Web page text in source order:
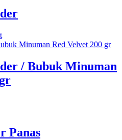
/ Bubuk Minuman
Panas